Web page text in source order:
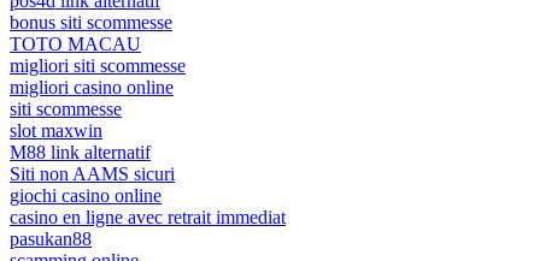
bonus siti scommesse
TOTO MACAU
migliori siti scommesse
migliori casino online
siti scommesse
slot maxwin
M88 link alternatif
Siti non AAMS sicuri
giochi casino online
casino en ligne avec retrait immediat
pasukan88